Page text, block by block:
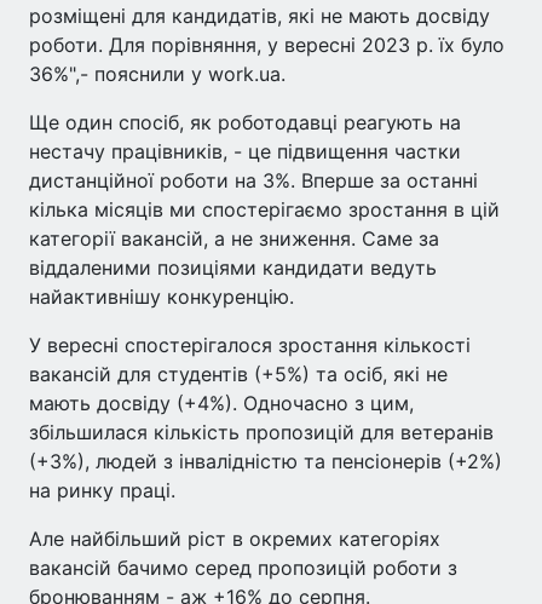
розміщені для кандидатів, які не мають досвіду
роботи. Для порівняння, у вересні 2023 р. їх було
36%",- пояснили у work.ua.
Ще один спосіб, як роботодавці реагують на
нестачу працівників, - це підвищення частки
дистанційної роботи на 3%. Вперше за останні
кілька місяців ми спостерігаємо зростання в цій
категорії вакансій, а не зниження. Саме за
віддаленими позиціями кандидати ведуть
найактивнішу конкуренцію.
У вересні спостерігалося зростання кількості
вакансій для студентів (+5%) та осіб, які не
мають досвіду (+4%). Одночасно з цим,
збільшилася кількість пропозицій для ветеранів
(+3%), людей з інвалідністю та пенсіонерів (+2%)
на ринку праці.
Але найбільший ріст в окремих категоріях
вакансій бачимо серед пропозицій роботи з
бронюванням - аж +16% до серпня.